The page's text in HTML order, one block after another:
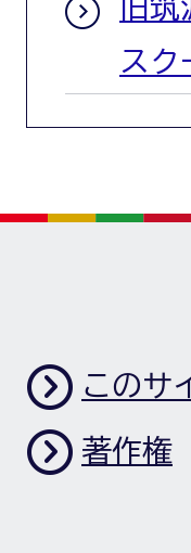
旧
スク
このサ
著作権